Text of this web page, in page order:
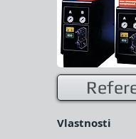
Vlastnosti